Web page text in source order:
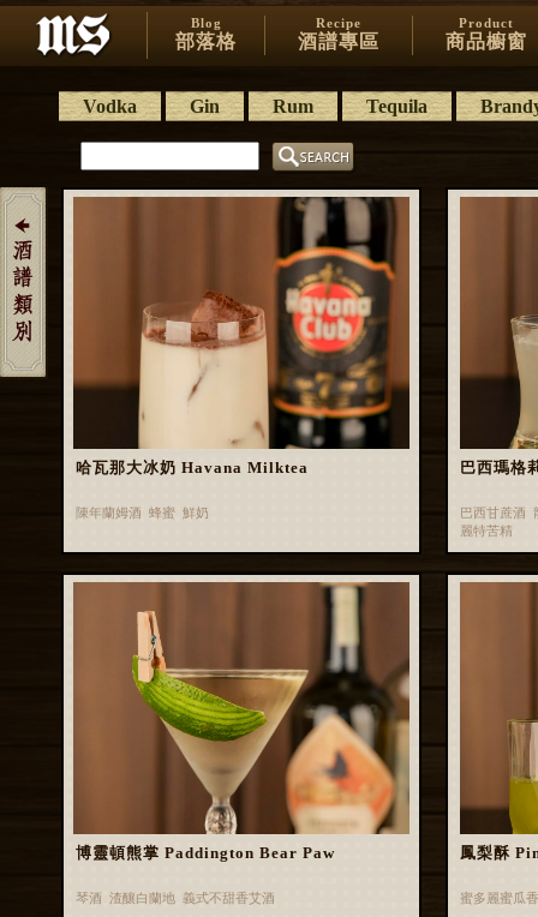
Blog
部落格
Recipe
酒譜專區
Product
商品櫥窗
Vodka Gin Rum Tequila
哈瓦那大冰奶 Havana Milktea
陳年蘭姆酒 蜂蜜 鮮奶
巴西瑪
巴西甘蔗酒
麗特苦精
博靈頓熊掌 Paddington Bear Paw
琴酒 渣釀白蘭地 義式不甜香艾酒
鳳梨酥
蜜多麗蜜瓜